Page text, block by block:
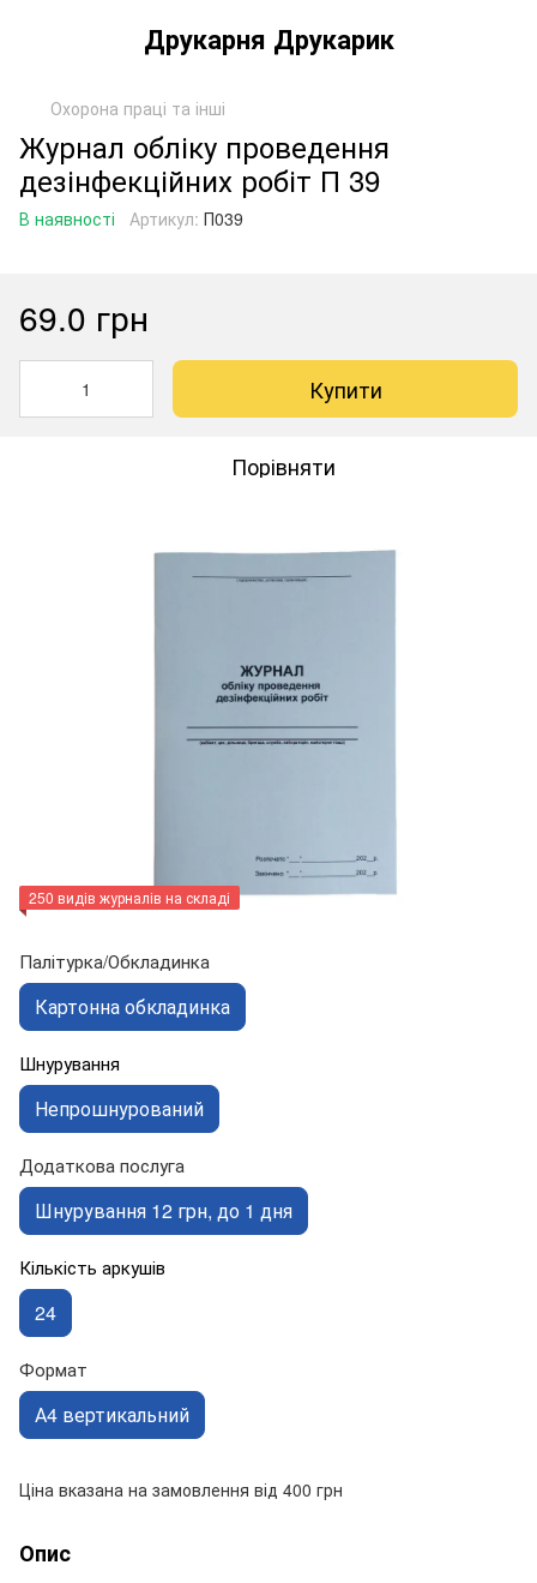
Друкарня Друкарик
Охорона праці та інші
Журнал обліку проведення
дезінфекційних робіт П 39
В наявності Артикул: П039
69.0 грн
Купити
Порівняти
250 видів журналів на складі
Палітурка/Обкладинка
Картонна обкладинка
Шнурування
Непрошнурований
Додаткова послуга
Шнурування 12 грн, до 1 дня
Кількість аркушів
24
Формат
А4 вертикальний
Ціна вказана на замовлення від 400 грн
Опис